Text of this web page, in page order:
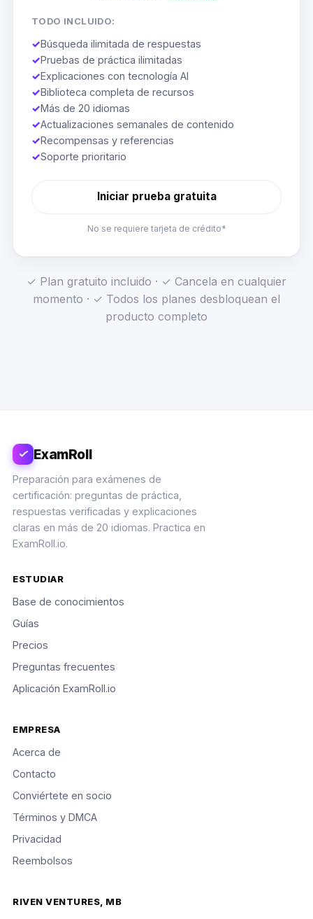
TODO INCLUIDO:
✓Búsqueda ilimitada de respuestas
✓Pruebas de práctica ilimitadas
✓Explicaciones con tecnología AI
✓Biblioteca completa de recursos
✓Más de 20 idiomas
✓Actualizaciones semanales de contenido
✓Recompensas y referencias
✓Soporte prioritario
Iniciar prueba gratuita
No se requiere tarjeta de crédito*
✓ Plan gratuito incluido · ✓ Cancela en cualquier
momento · ✓ Todos los planes desbloquean el
producto completo
ExamRoll
Preparación para exámenes de
certificación: preguntas de práctica,
respuestas verificadas y explicaciones
claras en más de 20 idiomas. Practica en
ExamRoll.io.
ESTUDIAR
Base de conocimientos
Guías
Precios
Preguntas frecuentes
Aplicación ExamRoll.io
EMPRESA
Acerca de
Contacto
Conviértete en socio
Términos y DMCA
Privacidad
Reembolsos
RIVEN VENTURES, MB